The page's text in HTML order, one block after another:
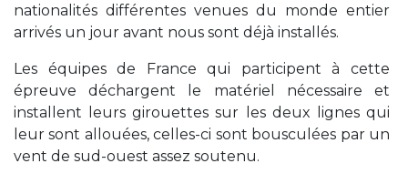
nationalités différentes venues du monde entier
arrivés un jour avant nous sont déjà installés.
Les équipes de France qui participent à cette
épreuve déchargent le matériel nécessaire et
installent leurs girouettes sur les deux lignes qui
leur sont allouées, celles-ci sont bousculées par un
vent de sud-ouest assez soutenu.